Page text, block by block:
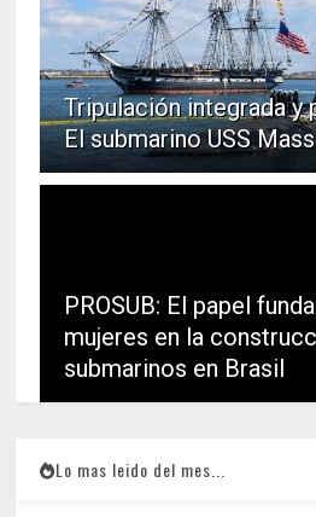
Tripulación integrada y
El submarino USS
PROSUB: El papel
mujeres en la
submarinos en Brasil
Lo mas leido del mes...